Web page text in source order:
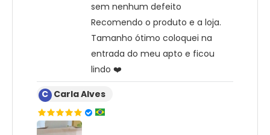
sem nenhum defeito
Recomendo o produto e a loja.
Tamanho ótimo coloquei na
entrada do meu apto e ficou
lindo ❤️
C Carla Alves